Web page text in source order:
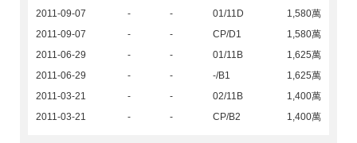
2011-09-07
- - 01/11D
1,580萬
2011-09-07
- - CP/D1
1,580萬
2011-06-29
- - 01/11B
1,625萬
2011-06-29
- - -/B1
1,625萬
2011-03-21
- - 02/11B
1,400萬
2011-03-21
- - CP/B2 1,400萬